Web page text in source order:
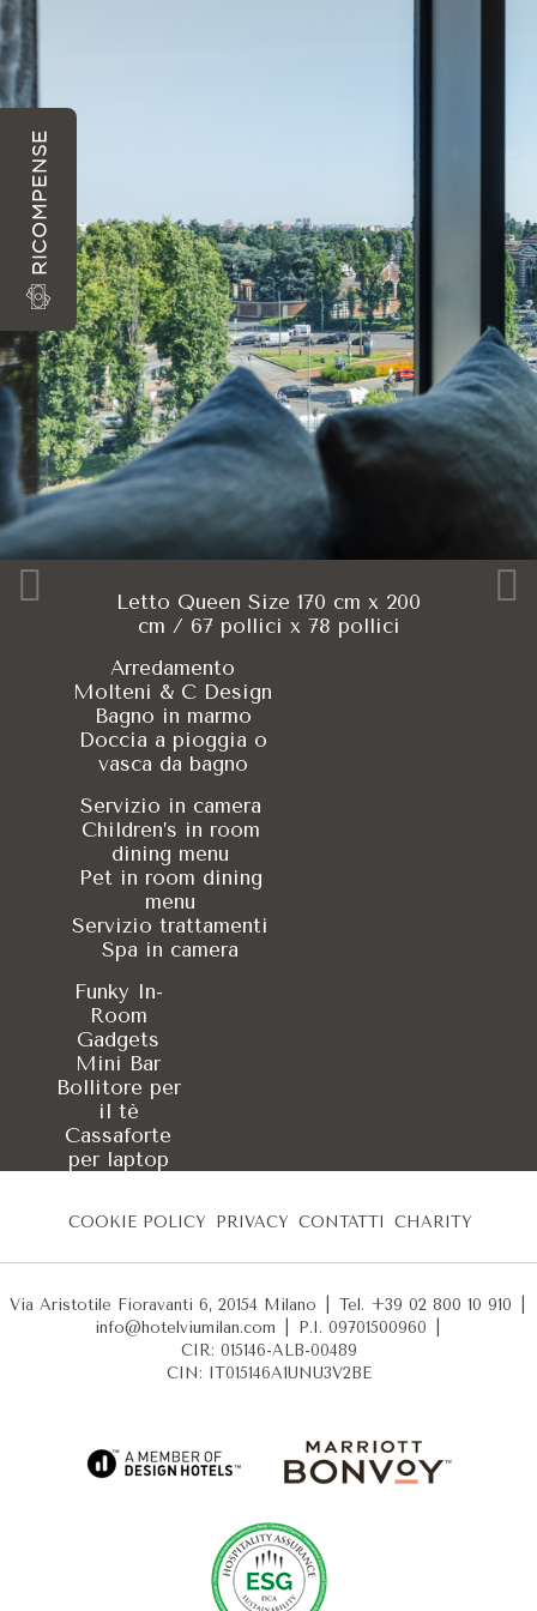
Sì, l'Hotel VIU Milan è un Hotel 5 Stelle Business che offre una
Quali servizi
Com'è
L'Hotel VIU Milan dispone di un parcheggio privato interno ed
Quali vantaggi
La camera Superior Premium dell'Hotel VIU Milan offre 26 mq
Sono previsti
Sì, prenotando direttamente la camera Superior Premium sul
Letto Queen Size 170 cm x 200
cm / 67 pollici x 78 pollici
Arredamento
Molteni & C Design
Bagno in marmo
Doccia a pioggia o
vasca da bagno
Servizio in camera
Children’s in room
dining menu
Pet in room dining
menu
Servizio trattamenti
Spa in camera
Funky In-
Room
Gadgets
Mini Bar
Bollitore per
il tè
Cassaforte
per laptop
COOKIE POLICY PRIVACY CONTATTI CHARITY
Via Aristotile Fioravanti 6, 20154 Milano Tel. +39 02 800 10 910
info@hotelviumilan.com
P.I. 09701500960
CIR: 015146-ALB-00489
CIN: IT015146A1UNU3V2BE
RICOMPENSE